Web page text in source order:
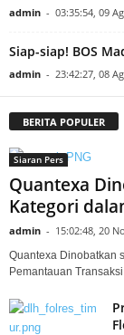
admin - 03:35:54, 09
Siap-siap! BOS
admin - 23:42:27, 08
BERITA POPULER
Siaran Pers
Quantexa
Kategori
admin - 15:02:48, 20
Quantexa Dinobatkan
Pemantauan